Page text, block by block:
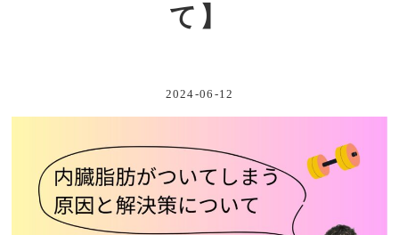
て】
2024-06-12